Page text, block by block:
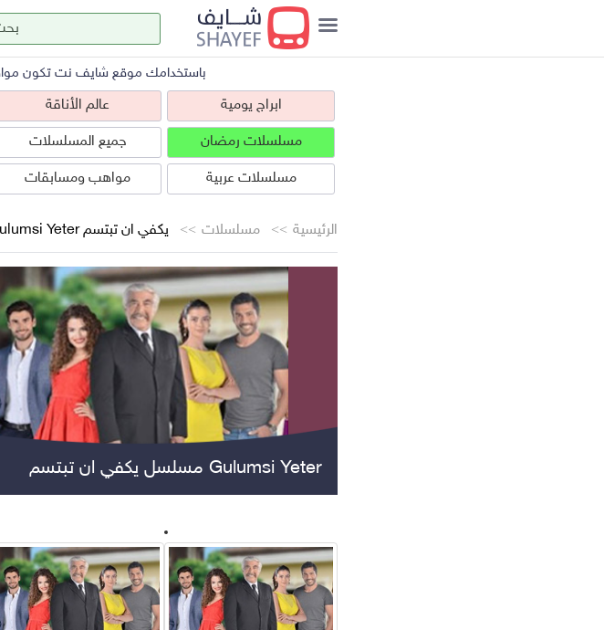
ابراج يومية عالم الأناقة
جميع المسلسلات
باستخدامك موقع شايف نت تكون
ابراج يومية عالم الأناقة
مسلسلات رمضان جميع المسلسلات
مسلسلات عربية مواهب ومسابقات
الرئيسية مسلسلات يكفي ان تبتسم Gulumsi Yeter
مسلسل يكفي ان تبتسم Gulumsi Yeter